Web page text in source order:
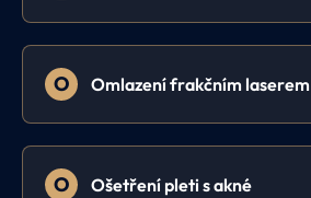
O Omlazení frakčním laserem
O Ošetření pleti s akné